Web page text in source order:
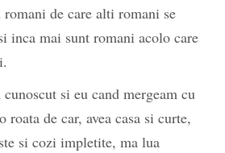
romani de care alti romani se
inca mai sunt romani acolo care
si eu cand mergeam cu
roata de car, avea casa si curte,
si cozi impletite, ma lua